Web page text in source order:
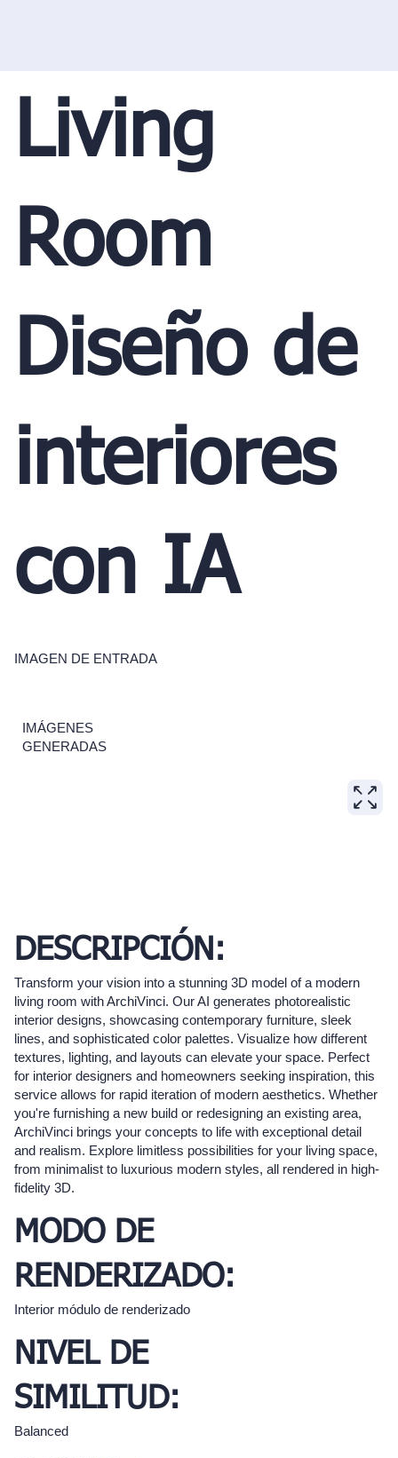
Living
Room
Diseño de
interiores
con IA
IMAGEN DE ENTRADA
IMÁGENES
GENERADAS
DESCRIPCIÓN:
Transform your vision into a stunning 3D model of a modern
living room with ArchiVinci. Our AI generates photorealistic
interior designs, showcasing contemporary furniture, sleek
lines, and sophisticated color palettes. Visualize how different
textures, lighting, and layouts can elevate your space. Perfect
for interior designers and homeowners seeking inspiration, this
service allows for rapid iteration of modern aesthetics. Whether
you're furnishing a new build or redesigning an existing area,
ArchiVinci brings your concepts to life with exceptional detail
and realism. Explore limitless possibilities for your living space,
from minimalist to luxurious modern styles, all rendered in high-
fidelity 3D.
MODO DE
RENDERIZADO:
Interior módulo de renderizado
NIVEL DE
SIMILITUD:
Balanced